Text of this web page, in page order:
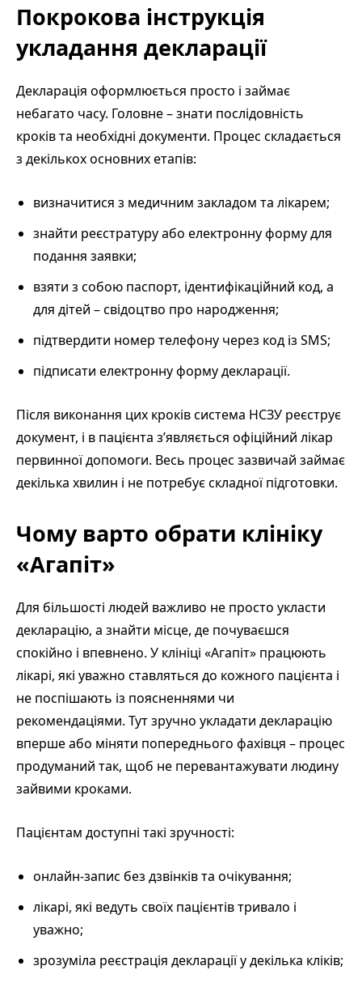
Покрокова інструкція
укладання декларації
Декларація оформлюється просто і займає
небагато часу. Головне – знати послідовність
кроків та необхідні документи. Процес складається
з декількох основних етапів:
визначитися з медичним закладом та лікарем;
знайти реєстратуру або електронну форму для
подання заявки;
взяти з собою паспорт, ідентифікаційний код, а
для дітей – свідоцтво про народження;
підтвердити номер телефону через код із SMS;
підписати електронну форму декларації.
Після виконання цих кроків система НСЗУ реєструє
документ, і в пацієнта з’являється офіційний лікар
первинної допомоги. Весь процес зазвичай займає
декілька хвилин і не потребує складної підготовки.
Чому варто обрати клініку
«Агапіт»
Для більшості людей важливо не просто укласти
декларацію, а знайти місце, де почуваєшся
спокійно і впевнено. У клініці «Агапіт» працюють
лікарі, які уважно ставляться до кожного пацієнта і
не поспішають із поясненнями чи
рекомендаціями. Тут зручно укладати декларацію
вперше або міняти попереднього фахівця – процес
продуманий так, щоб не перевантажувати людину
зайвими кроками.
Пацієнтам доступні такі зручності:
онлайн-запис без дзвінків та очікування;
лікарі, які ведуть своїх пацієнтів тривало і
уважно;
зрозуміла реєстрація декларації у декілька кліків;